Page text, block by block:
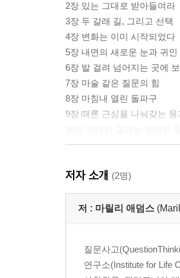
2장 있는 그대로 받아들여라
3장 두 갈래 길, 그리고 선택
4장 변화는 이미 시작되었다
5장 내면의 새로운 눈과 귀인
6장 발 걸려 넘어지는 곳에
7장 마술 같은 질문의 힘
8장 마침내 열린 돌파구
9장 때론 근심을 나눠갖는
책을 마치며
Notes
저자 소개 (2명)
저 : 마릴리 애덤스
질문사고
연구소(Institute for Life